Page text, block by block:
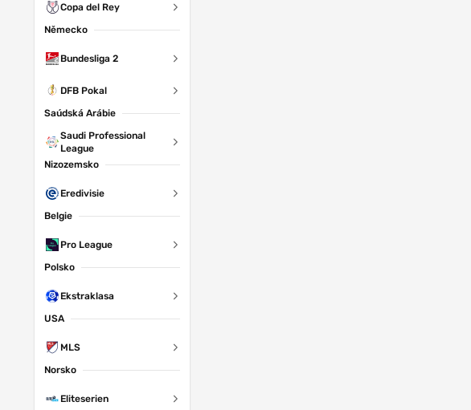
Copa del Rey
Německo
Bundesliga 2
DFB Pokal
Saúdská Arábie
Saudi Professional
League
Nizozemsko
Eredivisie
Belgie
Pro League
Polsko
Ekstraklasa
USA
MLS
Norsko
Eliteserien